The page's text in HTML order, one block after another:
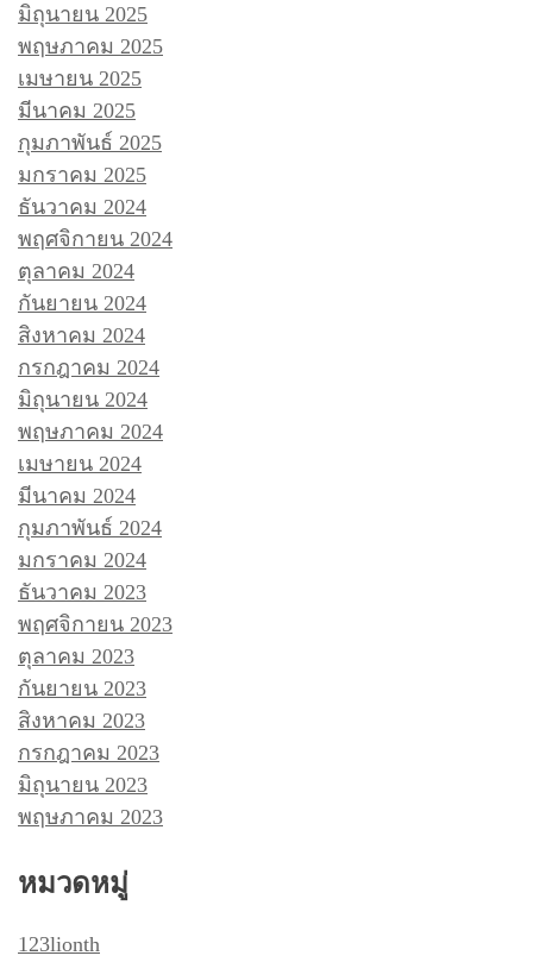
มิถุนายน 2025
พฤษภาคม 2025
เมษายน 2025
มีนาคม 2025
กุมภาพันธ์ 2025
มกราคม 2025
ธันวาคม 2024
พฤศจิกายน 2024
ตุลาคม 2024
กันยายน 2024
สิงหาคม 2024
กรกฎาคม 2024
มิถุนายน 2024
พฤษภาคม 2024
เมษายน 2024
มีนาคม 2024
กุมภาพันธ์ 2024
มกราคม 2024
ธันวาคม 2023
พฤศจิกายน 2023
ตุลาคม 2023
กันยายน 2023
สิงหาคม 2023
กรกฎาคม 2023
มิถุนายน 2023
พฤษภาคม 2023
หมวดหมู่
123lionth